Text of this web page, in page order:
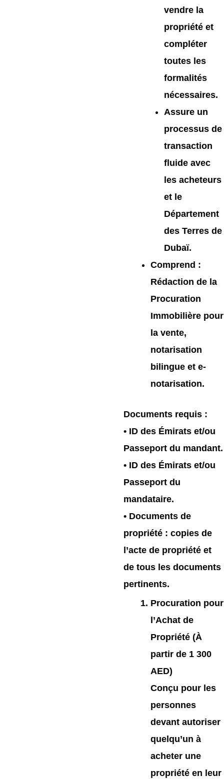
vendre la
propriété et
compléter
toutes les
formalités
nécessaires.
Assure un
processus de
transaction
fluide avec
les acheteurs
et le
Département
des Terres de
Dubaï.
Comprend :
Rédaction de la
Procuration
Immobilière pour
la vente,
notarisation
bilingue et e-
notarisation.
Documents requis:
• ID des Émirats et/ou
Passeport du mandant.
• ID des Émirats et/ou
Passeport du
mandataire.
• Documents de
propriété : copies de
l’acte de propriété et
de tous les documents
pertinents.
Procuration pour
l’Achat de
Propriété (À
partir de 1 300
AED)
Conçu pour les
personnes
devant autoriser
quelqu’un à
acheter une
propriété en leur